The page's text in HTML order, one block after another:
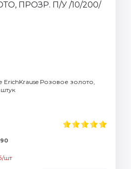
ErichKrause Розовое золото,
шт